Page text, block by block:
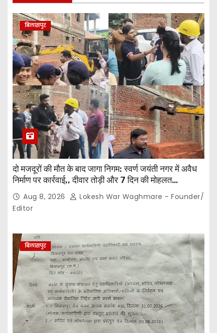
बिलासपुर
दो मजदूरों की मौत के बाद जागा निगम: स्वर्ण जयंती नगर में अवैध
निर्माण पर कार्रवाई,, दीवार तोड़ी और 7 दिन की मोहलत…
Aug 8, 2026
Lokesh War Waghmare - Founder/
Editor
बिलासपुर